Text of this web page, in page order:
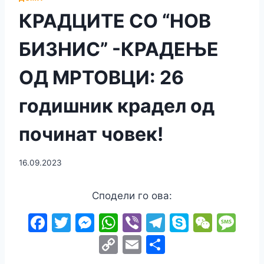
КРАДЦИТЕ СО “НОВ
БИЗНИС” -КРАДЕЊЕ
ОД МРТОВЦИ: 26
годишник крадел од
починат човек!
16.09.2023
Сподели го ова:
F T M
e
W
h
Vi
b
T S W
C E